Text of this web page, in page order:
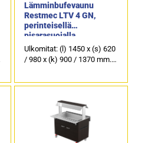
Lämminbufevaunu
Restmec LTV 4 GN,
perinteisellä
pisarasuojalla
Ulkomitat: (l) 1450 x (s) 620
/ 980 x (k) 900 / 1370 mm.
1/1.
(kuvassa), tammi, tumma
tammi, pähkinä, pyökki,
koivu ja valkoinen.
4-kääntyvää pyörää, joista